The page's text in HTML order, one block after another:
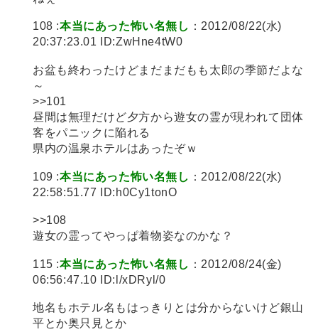
108 :本当にあった怖い名無し ：2012/08/22(水)
20:37:23.01 ID:ZwHne4tW0
お盆も終わったけどまだまだもも太郎の季節だよな
～
>>101
昼間は無理だけど夕方から遊女の霊が現われて団体
客をパニックに陥れる
県内の温泉ホテルはあったぞｗ
109 :本当にあった怖い名無し ：2012/08/22(水)
22:58:51.77 ID:h0Cy1tonO
>>108
遊女の霊ってやっぱ着物姿なのかな？
115 :本当にあった怖い名無し ：2012/08/24(金)
06:56:47.10 ID:l/xDRyl/0
地名もホテル名もはっきりとは分からないけど銀山
平とか奥只見とか